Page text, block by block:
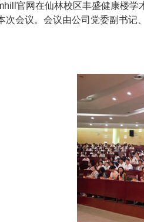
官网在仙林校区丰盛健康楼
会议。会议由公司党委副书记